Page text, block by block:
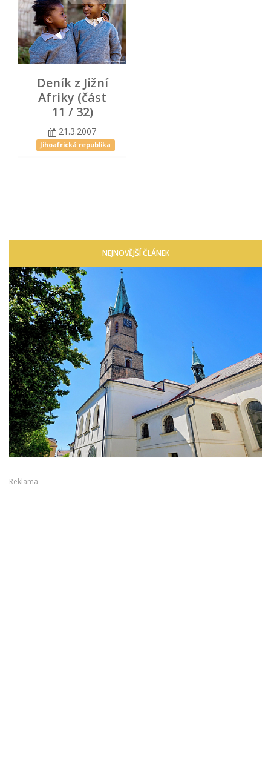
Deník z Jižní
Afriky (část
11 / 32)
21.3.2007
Jihoafrická republika
NEJNOVĚJŠÍ ČLÁNEK
Reklama